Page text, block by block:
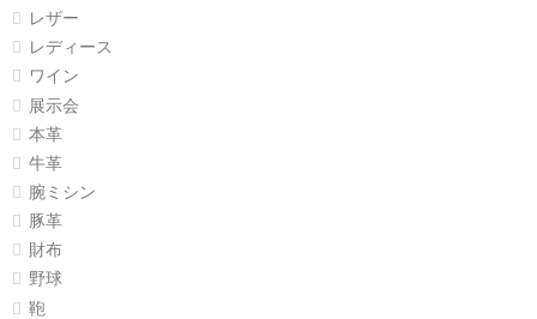
レザー
レディース
ワイン
展示会
本革
牛革
腕ミシン
豚革
財布
野球
鞄